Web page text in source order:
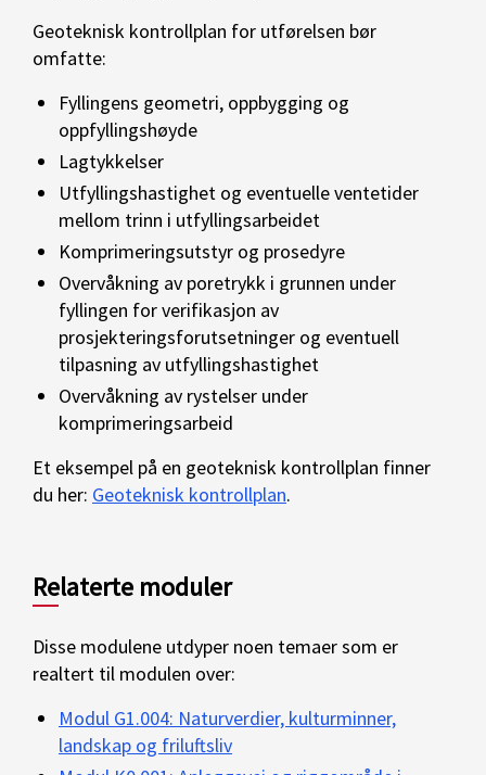
Geoteknisk kontrollplan for utførelsen bør
omfatte:
Fyllingens geometri, oppbygging og
oppfyllingshøyde
Lagtykkelser
Utfyllingshastighet og eventuelle ventetider
mellom trinn i utfyllingsarbeidet
Komprimeringsutstyr og prosedyre
Overvåkning av poretrykk i grunnen under
fyllingen for verifikasjon av
prosjekteringsforutsetninger og eventuell
tilpasning av utfyllingshastighet
Overvåkning av rystelser under
komprimeringsarbeid
Et eksempel på en geoteknisk kontrollplan finner
du her: Geoteknisk kontrollplan.
Relaterte moduler
Disse modulene utdyper noen temaer som er
realtert til modulen over:
Modul G1.004: Naturverdier, kulturminner,
landskap og friluftsliv